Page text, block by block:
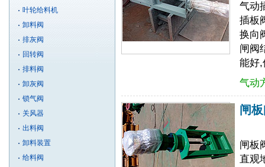
叶轮给料机
卸料阀
排灰阀
回转阀
排料阀
卸灰阀
锁气阀
关风器
出料阀
卸料装置
给料阀
气动
插板
换向
闸阀
能好,
气动
闸
闸板
直观